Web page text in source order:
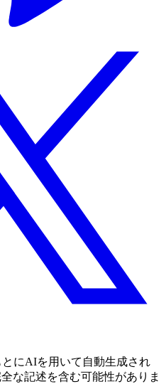
にAIを用いて自動生成され
な記述を含む可能性がありま